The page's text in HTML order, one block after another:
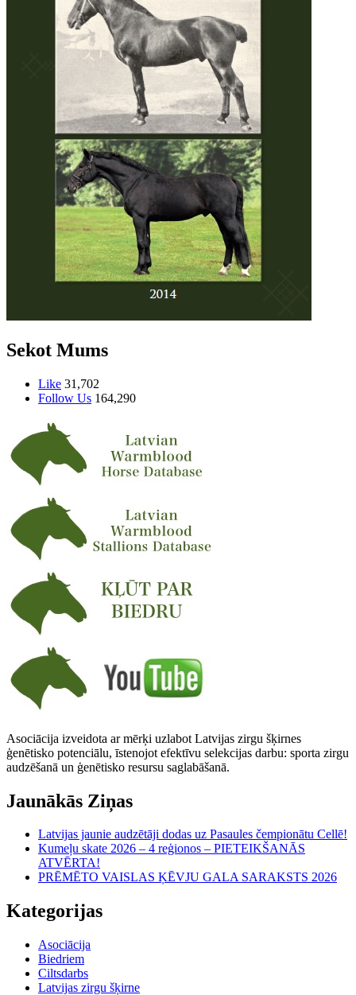
Sekot Mums
Like 31,702
Follow Us 164,290
Asociācija izveidota ar mērķi uzlabot Latvijas zirgu šķirnes
ģenētisko potenciālu, īstenojot efektīvu selekcijas darbu: sporta zirgu
audzēšanā un ģenētisko resursu saglabāšanā.
Jaunākās Ziņas
Latvijas jaunie audzētāji dodas uz Pasaules čempionātu Cellē!
Kumeļu skate 2026 – 4 reģionos – PIETEIKŠANĀS
ATVĒRTA!
PRĒMĒTO VAISLAS ĶĒVJU GALA SARAKSTS 2026
Kategorijas
Asociācija
Biedriem
Ciltsdarbs
Latvijas zirgu šķirne